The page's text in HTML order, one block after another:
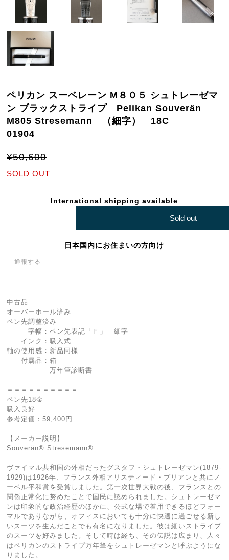
ペリカン スーベレーン M８０５ シュトレーゼマ
ン ブラックストライプ Pelikan Souverän
M805 Stresemann （細字） 18C
01904
¥50,600
SOLD OUT
International shipping available
Sold out
日本国内にお住まいの方向け
通報する
中古品
オーバーホール済み
ペン先調整済み
字幅：ペン先表記「Ｆ」 細字
インク：吸入式
軸の使用感：新品同様
付属品：箱
万年筆診断書
＝＝＝＝＝＝＝＝＝＝
ペン先18金
吸入良好
参考定価：59,400円
【メーカー説明】
Souverän® Stresemann®
ヴァイマル共和国の外相だったグスタフ・シュトレーゼマン(1879-
1929)は1926年、フランス外相アリスティード・ブリアンと共にノ
ーベル平和賞を受賞しました。第一次世界大戦の後、フランスとの
関係正常化に努めたことで国民に認められました。シュトレーゼマ
ンは印象的な政治経歴のほかに、公式な場で着用できるほどフォー
マルでありながら、オフィスにおいても十分に快適に過ごせる新し
いスーツを生んだことでも有名になりました。彼は細いストライプ
のスーツを好みました。そして時は経ち、その伝説は広まり、人々
はペリカンのストライプ万年筆をシュトレーゼマンと呼ぶようにな
りました。